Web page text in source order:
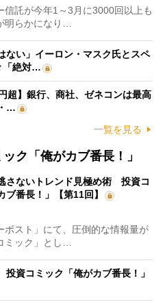
託が今年1～3月に3000回以上も
明らかになり…
ない」イーロン・マスク氏とスペ
「絶対…
超】銀行、商社、ゼネコンは最高
…
一覧を見る
ク「俺がカブ番長！」
さないトレンド見極め術 投資コ
ブ番長！」【第11回】
スト」にて、圧倒的な情報量が
ミック」とし…
資コミック「俺がカブ番長！」